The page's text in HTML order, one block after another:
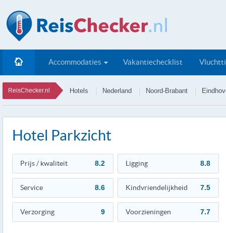
Accommodaties Vakantiechecklist
ReisChecker.nl Hotels Nederland Noord-Brabant
Hotel Parkzicht
Prijs / kwaliteit 8.2 Ligging 8.8
Service 8.6 Kindvriendelijkheid 7.5
Verzorging 9 Voorzieningen 7.7